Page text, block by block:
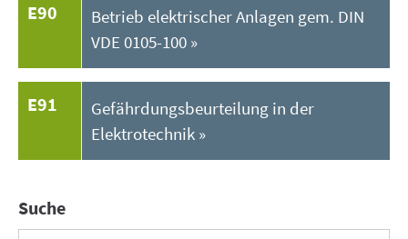
E90
Betrieb elektrischer Anlagen gem. DIN
VDE 0105-100
E91
Gefährdungsbeurteilung in der
Elektrotechnik
Suche